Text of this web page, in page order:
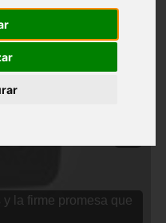
la firme promesa que